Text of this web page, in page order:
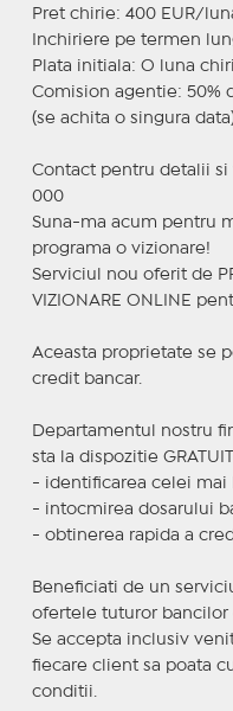
Pret chirie: 400 EUR/
Inchiriere pe termen
Plata initiala: O luna
Comision agentie: 50%
(se achita o singura
Contact pentru detalii si
000
Suna-ma acum pentru
programa o vizionare!
Serviciul nou oferit de
VIZIONARE ONLINE
Aceasta proprietate se
credit bancar.
Departamentul nostru
sta la dispozitie
- identificarea celei mai
- intocmirea dosarului
- obtinerea rapida a
Beneficiati de un
ofertele tuturor bancilor
Se accepta inclusiv
fiecare client sa poata
conditii.